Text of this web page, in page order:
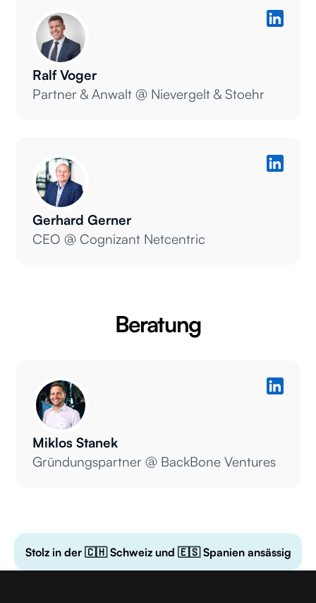
Ralf Voger
Partner & Anwalt @ Nievergelt & Stoehr
Gerhard Gerner
CEO @ Cognizant Netcentric
Beratung
Miklos Stanek
Gründungspartner @ BackBone Ventures
Stolz in der 🇨🇭 Schweiz und 🇪🇸 Spanien ansässig